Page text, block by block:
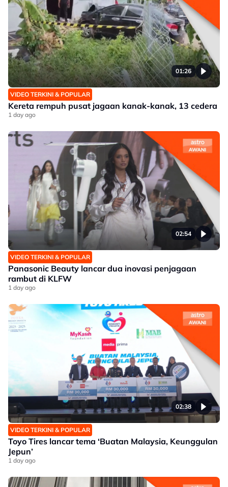
01:26
VIDEO TERKINI & POPULAR
Kereta rempuh pusat jagaan kanak-kanak, 13 cedera
1 day ago
02:54
VIDEO TERKINI & POPULAR
Panasonic Beauty lancar dua inovasi penjagaan
rambut di KLFW
1 day ago
02:38
VIDEO TERKINI & POPULAR
Toyo Tires lancar tema ‘Buatan Malaysia, Keunggulan
Jepun’
1 day ago